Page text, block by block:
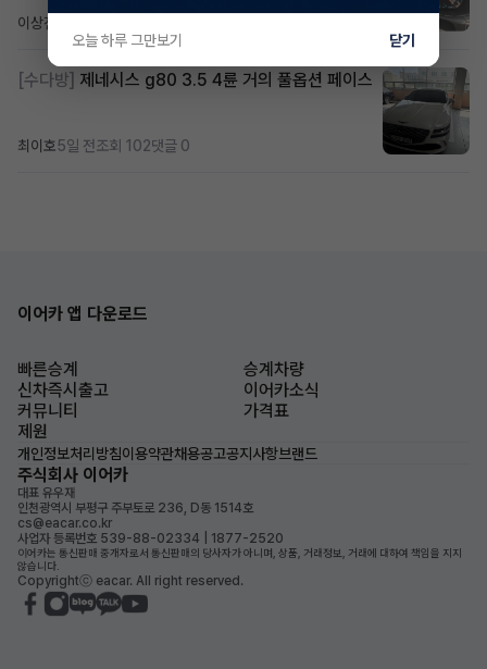
이상진
[수다방] 제네시스 g80 3.5 4륜 거의 풀옵션 페이스
최이호5일 전조회 102댓글 0
이어카 앱 다운로드
빠른승계
승계차량
신차즉시출고
이어카소식
커뮤니티
가격표
제원
개인정보처리방침이용약관채용공고공지사항브랜드
주식회사 이어카
대표 유우재
인천광역시 부평구 주부토로 236, D동 1514호
cs@eacar.co.kr
사업자 등록번호 539-88-02334 | 1877-2520
이어카는 통신판매 중개자로서 통신판매의 당사자가 아니며, 상품, 거래정보, 거래에 대하여 책임을 지지
않습니다.
Copyrightⓒ eacar. All right reserved.
오늘 하루 그만보기 닫기